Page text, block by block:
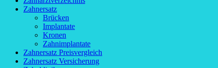
Zahnersatz
Brücken
Implantate
Kronen
Zahnimplantate
Zahnersatz Preisvergleich
Zahnersatz Versicherung